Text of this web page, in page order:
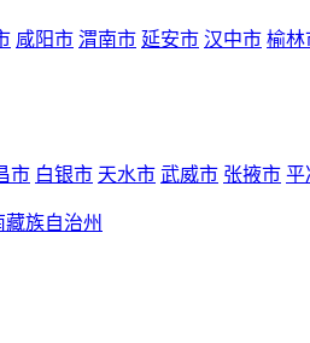
咸阳市 渭南市 延安市 汉中市 榆林
市 白银市 天水市 武威市 张掖市 平
藏族自治州